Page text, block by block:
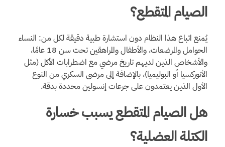
الصيام المتقطع؟
يُمنع اتباع هذا النظام دون استشارة طبية دقيقة لكل من: النساء
الحوامل والمرضعات، والأطفال والمراهقين تحت سن 18 عامًا،
والأشخاص الذين لديهم تاريخ مرضي مع اضطرابات الأكل (مثل
الأنوركسيا أو البوليميا)، بالإضافة إلى مرضى السكري من النوع
الأول الذين يعتمدون على جرعات إنسولين محددة بدقة.
هل الصيام المتقطع يسبب خسارة
الكتلة العضلية؟